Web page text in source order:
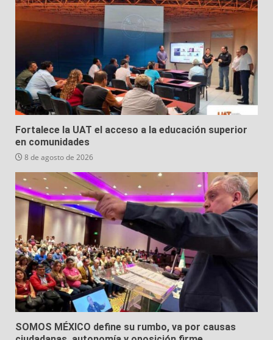
Fortalece la UAT el acceso a la educación superior
en comunidades
8 de agosto de 2026
SOMOS MÉXICO define su rumbo, va por causas